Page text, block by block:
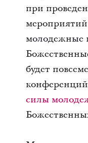
при
молодежные
будет
конференций
силы